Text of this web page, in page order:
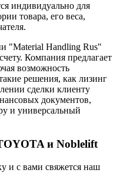
индивидуально для
товара, его веса,
"Material Handling Rus"
Компания предлагает
возможность
решения, как лизинг
сделки клиенту
документов,
и универсальный
и Noblelift
и с вами свяжется наш